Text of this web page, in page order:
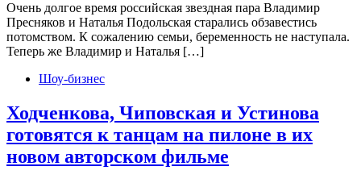
Очень долгое время российская звездная пара Владимир
Пресняков и Наталья Подольская старались обзавестись
потомством. К сожалению семьи, беременность не наступала.
Теперь же Владимир и Наталья […]
Шоу-бизнес
Ходченкова, Чиповская и Устинова
готовятся к танцам на пилоне в их
новом авторском фильме